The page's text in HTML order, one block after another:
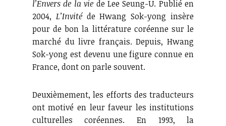
l’Envers de la vie de Lee Seung-U. Publié en
2004, L’Invitéde Hwang Sok-yong insère
pour de bon la littérature coréenne sur le
marché du livre français. Depuis, Hwang
Sok-yong est devenu une figure connue en
France, dont on parle souvent.
Deuxièmement, les efforts des traducteurs
ont motivé en leur faveur les institutions
culturelles coréennes. En 1993, la